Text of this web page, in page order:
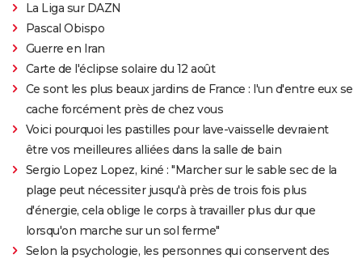
La Liga sur DAZN
Pascal Obispo
Guerre en Iran
Carte de l'éclipse solaire du 12 août
Ce sont les plus beaux jardins de France : l'un d'entre eux se
cache forcément près de chez vous
Voici pourquoi les pastilles pour lave-vaisselle devraient
être vos meilleures alliées dans la salle de bain
Sergio Lopez Lopez, kiné : "Marcher sur le sable sec de la
plage peut nécessiter jusqu'à près de trois fois plus
d'énergie, cela oblige le corps à travailler plus dur que
lorsqu'on marche sur un sol ferme"
Selon la psychologie, les personnes qui conservent des